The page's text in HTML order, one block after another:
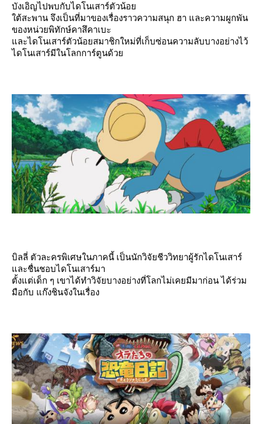
บังเอิญไปพบกับไดโนเสาร์ตัวน้อ
ต้สะพาน จึงเป็นที่มาของเรื่องราวความสนุก ฮา และความผูกพัน
ของหน่วยพิทักษ์คาสึคาเบะ
ละไดโนเสาร์ตัวน้อยสมาชิกใหม่ที่เก็บซ่อนความลับบางอย่างไว้
ไดโนเสาร์มีในโลกการ์ตูนด้ว
บิลลี่ ตัวละครพิเศษในภาคนี้ เป็นนักวิจัยชีววิทยาผู้รักไดโนเสาร์
ละชื่นชอบไดโนเสาร์มา
ตั้งแต่เด็ก ๆ เขาได้ทำวิจัยบางอย่างที่โลกไม่เคยมีมาก่อน ได้ร่วม
มือกับ แก๊งชินจังในเรื่อง